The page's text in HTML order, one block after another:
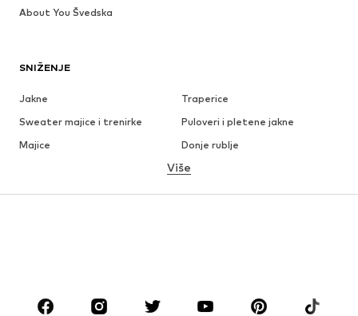
SNIŽENJE
Jakne
Traperice
Sweater majice i trenirke
Puloveri i pletene jakne
Majice
Donje rublje
Košulje
ODJEĆA
Više
About You Švedska